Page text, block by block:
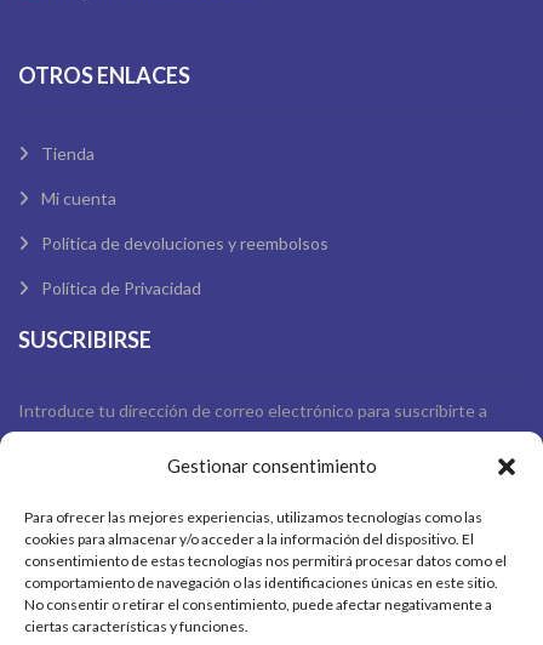
Gestionar consentimiento
Para ofrecer las mejores experiencias, utilizamos tecnologías como las
cookies para almacenar y/o acceder a la información del dispositivo. El
consentimiento de estas tecnologías nos permitirá procesar datos como el
comportamiento de navegación o las identificaciones únicas en este sitio.
No consentir o retirar el consentimiento, puede afectar negativamente a
ciertas características y funciones.
OTROS ENLACES
Tienda
Mi cuenta
Política de devoluciones y reembolsos
Política de Privacidad
SUSCRIBIRSE
Introduce tu dirección de correo electrónico para suscribirte a
Acepto los términos de nuestrapolítica de privacidad y
uso de datos personales